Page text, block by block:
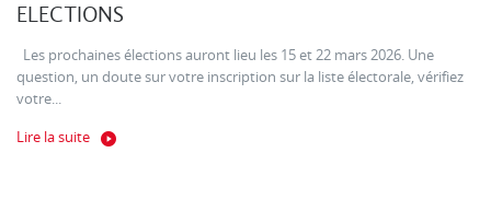
ELECTIONS
Les prochaines élections auront lieu les 15 et 22 mars 2026. Une
question, un doute sur votre inscription sur la liste électorale, vérifiez
votre...
Lire la suite